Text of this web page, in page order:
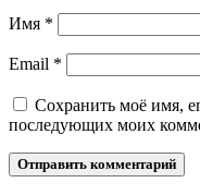
Имя *
Email *
Сохранить моё имя,
последующих моих